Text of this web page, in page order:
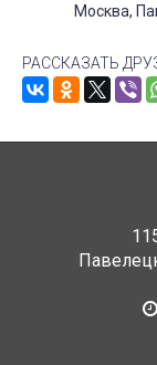
Москва,
РАССКАЗАТЬ